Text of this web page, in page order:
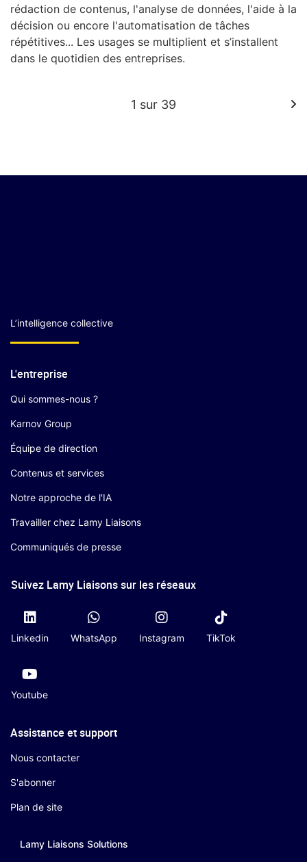
rédaction de contenus, l'analyse de données, l'aide à la
décision ou encore l'automatisation de tâches
répétitives... Les usages se multiplient et s’installent
dans le quotidien des entreprises.
1 sur 39
L’intelligence collective
L'entreprise
Qui sommes-nous ?
Karnov Group
Équipe de direction
Contenus et services
Notre approche de l'IA
Travailler chez Lamy Liaisons
Communiqués de presse
Suivez Lamy Liaisons sur les réseaux
Linkedin WhatsApp Instagram TikTok
Youtube
Assistance et support
Nous contacter
S'abonner
Plan de site
Lamy Liaisons Solutions